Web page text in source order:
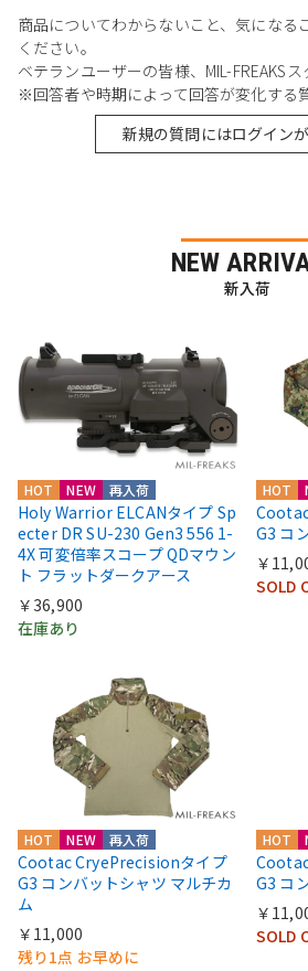
商品についてわからないこと、気になる
ください。
ベテランユーザーの皆様、MIL-FREAKS
※回答者や時期によって回答が変化する
新規の質問にはログイン
NEW
新入荷
HOT NEW 再入荷
Holy Warrior ELCANタイプ Sp
ecter DR SU-230 Gen3 556 1-
4X 可変倍率スコープ QDマウン
ト フラットダークアース
￥36,900
在庫あり
HOT
G3 コ
￥
SOLD
HOT NEW 再入荷
Cootac CryePrecisionタイプ
G3 コンバットシャツ マルチカ
ム
￥11,000
残り1点 お早めに
HOT
G3 コ
￥
SOLD